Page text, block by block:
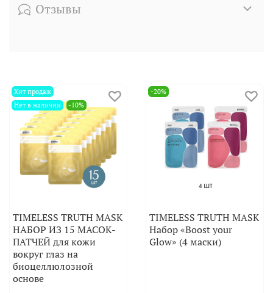
Отзывы
Хит продаж
Нет в наличии
-10%
TIMELESS TRUTH MASK
НАБОР ИЗ 15 МАСОК-
ПАТЧЕЙ для кожи
вокруг глаз на
биоцеллюлозной
основе
-20%
TIMELESS TRUTH MASK
Набор «Boost your
Glow» (4 маски)